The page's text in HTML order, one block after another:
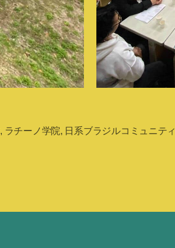
, ラチーノ学院, 日系ブラジルコミュニティ